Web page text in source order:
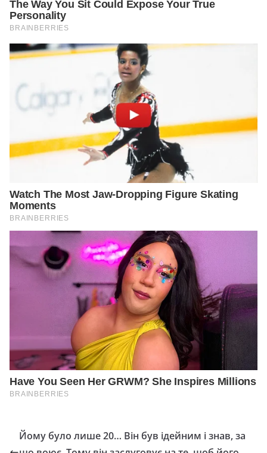
Йому було лише 20… Він був ідейним і знав, за